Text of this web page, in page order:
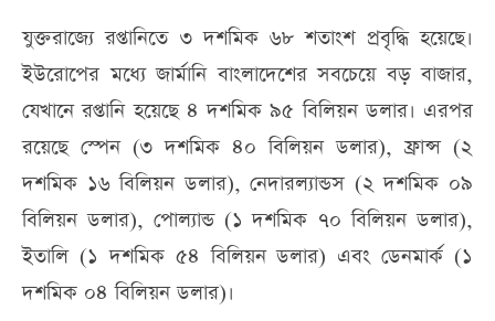
যুক্তরাজ্যে রপ্তানিতে ৩ দশমিক ৬৮ শতাংশ প্রবৃদ্ধি হয়েছে।
ইউরোপের মধ্যে জার্মানি বাংলাদেশের সবচেয়ে বড় বাজার,
যেখানে রপ্তানি হয়েছে ৪ দশমিক ৯৫ বিলিয়ন ডলার। এরপর
রয়েছে স্পেন (৩ দশমিক ৪০ বিলিয়ন ডলার), ফ্রান্স (২
দশমিক ১৬ বিলিয়ন ডলার), নেদারল্যান্ডস (২ দশমিক ০৯
বিলিয়ন ডলার), পোল্যান্ড (১ দশমিক ৭০ বিলিয়ন ডলার),
ইতালি (১ দশমিক ৫৪ বিলিয়ন ডলার) এবং ডেনমার্ক (১
দশমিক ০৪ বিলিয়ন ডলার)।